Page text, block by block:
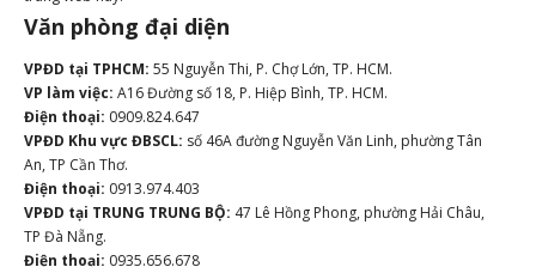
Văn phòng đại diện
VPĐD tại TPHCM: 55 Nguyễn Thi, P. Chợ Lớn, TP. HCM.
VP làm việc: A16 Đường số 18, P. Hiệp Bình, TP. HCM.
Điện thoại: 0909.824.647
VPĐD Khu vực ĐBSCL: số 46A đường Nguyễn Văn Linh, phường Tân
An, TP Cần Thơ.
Điện thoại: 0913.974.403
VPĐD tại TRUNG TRUNG BỘ: 47 Lê Hồng Phong, phường Hải Châu,
TP Đà Nẵng.
Điện thoại: 0935.656.678